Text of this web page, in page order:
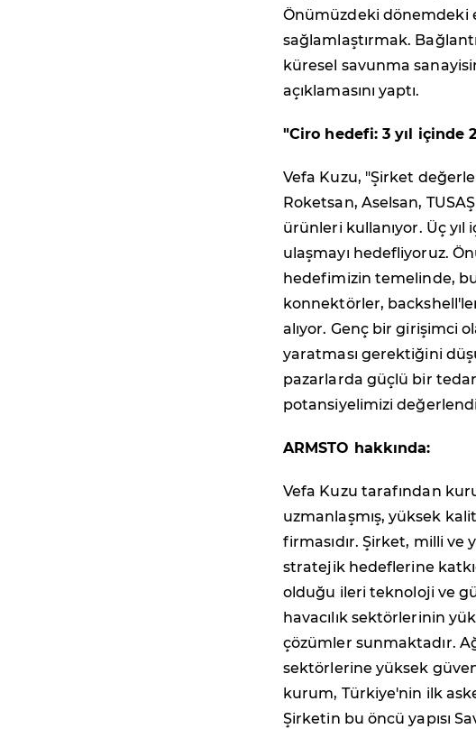
Önümüzdeki dönemdeki
sağlamlaştırmak.
küresel savunma
açıklamasını yaptı.
"Ciro hedefi: 3 yıl içinde
Vefa Kuzu, "Şirket
Roketsan, Aselsan,
ürünleri kullanıyor. Üç
ulaşmayı hedefliyoruz.
hedefimizin temelinde,
konnektörler,
alıyor. Genç bir girişimci
yaratması gerektiğini
pazarlarda güçlü bir
potansiyelimizi
ARMSTO hakkında:
Vefa Kuzu tarafından
uzmanlaşmış, yüksek
firmasıdır. Şirket, milli ve
stratejik hedeflerine
olduğu ileri teknoloji ve
havacılık sektörlerinin
çözümler sunmaktadır.
sektörlerine yüksek
kurum, Türkiye'nin ilk
Şirketin bu öncü yapısı